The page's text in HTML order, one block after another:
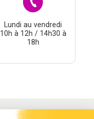
Lundi au vendredi
10h à 12h / 14h30 à
18h